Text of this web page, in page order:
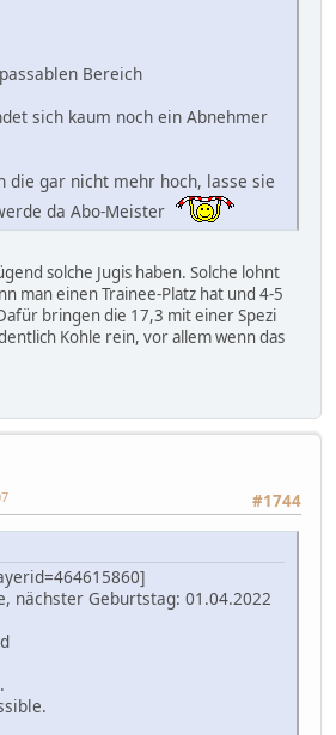
Bereich
sich kaum noch ein Abnehmer
die gar nicht mehr hoch, lasse sie
da Abo-Meister
solche Jugis haben. Solche lohnt
man einen Trainee-Platz hat und 4-5
bringen die 17,3 mit einer Spezi
Kohle rein, vor allem wenn das
#1744
nächster Geburtstag: 01.04.2022